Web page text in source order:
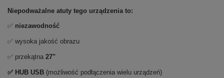
Niepodważalne atuty tego urządzenia to:
✅ niezawodność
✅ wysoka jakość obrazu
✅ przekątna 27"
✅ HUB USB (możliwość podłączenia wielu urządzeń)